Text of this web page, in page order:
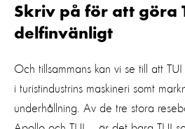
Skriv på för att göra
delfinvänligt
Och tillsammans kan vi se till att
i turistindustrins maskineri somt
underhållning. Av de tre stora